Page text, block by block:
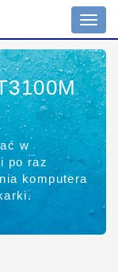
w
po raz
komputera